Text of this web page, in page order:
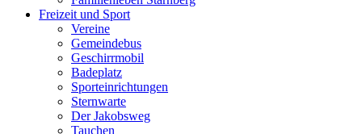
Freizeit und Sport
Vereine
Gemeindebus
Geschirrmobil
Badeplatz
Sporteinrichtungen
Sternwarte
Der Jakobsweg
Tauchen